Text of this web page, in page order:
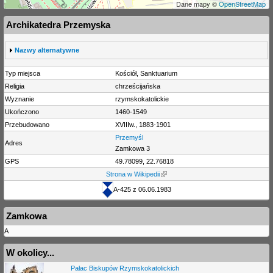
Dane mapy ©OpenStreetMap
Archikatedra Przemyska
S
h
o
w
Nazwy alternatywne
Typ miejsca
Kościół, Sanktuarium
Religia
chrześcijańska
Wyznanie
rzymskokatolickie
Ukończono
1460-1549
Przebudowano
XVIIIw., 1883-1901
Adres
Przemyśl
Zamkowa 3
GPS
49.78099, 22.76818
Strona w Wikipedii
A-425 z 06.06.1983
Zamkowa
A
W okolicy...
Pałac Biskupów Rzymskokatolickich